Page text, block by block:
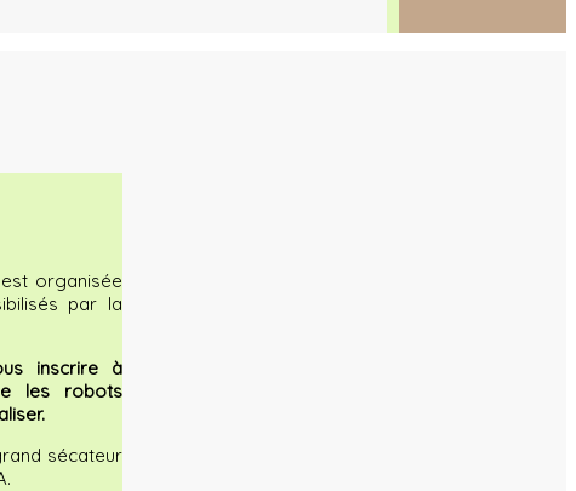
organisée
par la
inscrire à
les robots
sécateur